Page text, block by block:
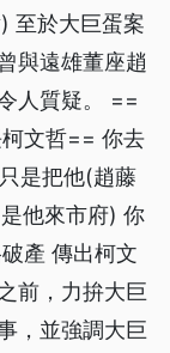
至於大巨蛋案
與遠雄董座趙
人質疑。 ==
文哲== 你去
是把他(趙藤
他來市府) 你
產 傳出柯文
前，力拚大巨
，並強調大巨